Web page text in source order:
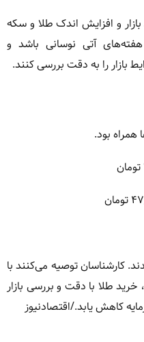
بازار و افزایش اندک طلا و سکه
آتی نوسانی باشد و
بازار را به دقت بررسی کنند.
همراه بود.
کارشناسان توصیه می‌کنند با
طلا با دقت و بررسی بازار
کاهش یابد./اقتصادنیوز